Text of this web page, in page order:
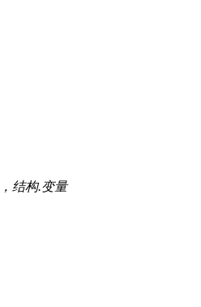
，结构.变量